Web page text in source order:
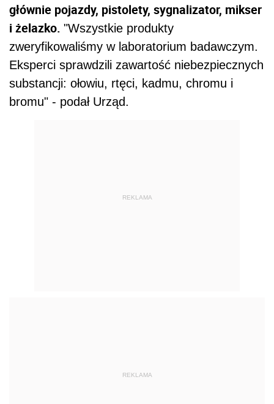
głównie pojazdy, pistolety, sygnalizator, mikser
i żelazko. "Wszystkie produkty
zweryfikowaliśmy w laboratorium badawczym.
Eksperci sprawdzili zawartość niebezpiecznych
substancji: ołowiu, rtęci, kadmu, chromu i
bromu" - podał Urząd.
REKLAMA
REKLAMA